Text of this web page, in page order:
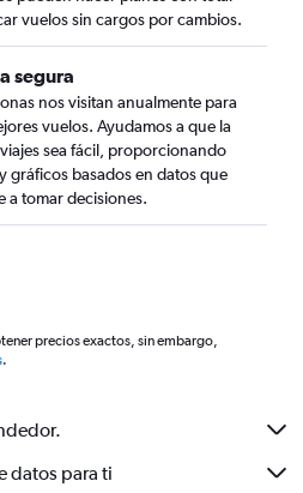
vuelos sin cargos por cambios.
segura
nos visitan anualmente para
vuelos. Ayudamos a que la
sea fácil, proporcionando
gráficos basados en datos que
a tomar decisiones.
precios exactos, sin embargo,
.
datos para ti